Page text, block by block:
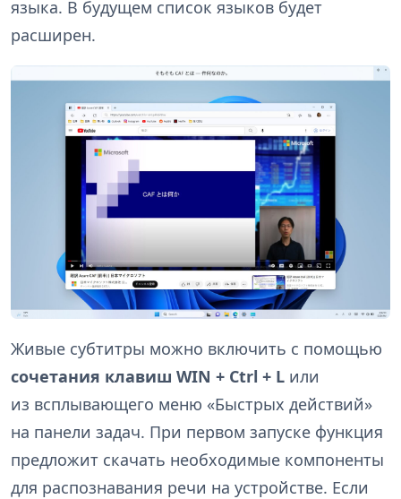
языка. В будущем список языков будет
расширен.
Живые субтитры можно включить с помощью
сочетания клавиш WIN + Ctrl + L или
из всплывающего меню «Быстрых действий»
на панели задач. При первом запуске функция
предложит скачать необходимые компоненты
для распознавания речи на устройстве. Если